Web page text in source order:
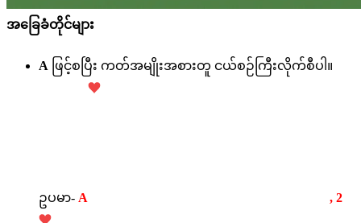
အခြေခံတိုင်များ
A ဖြင့်စပြီး ကတ်အမျိုးအစားတူ ငယ်စဉ်ကြီးလိုက်စီပါ။
ဥပမာ- A , 2